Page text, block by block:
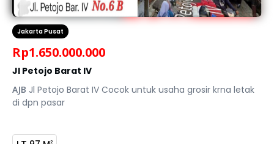
Jakarta Pusat
Rp1.650.000.000
Jl Petojo Barat IV
AJB Jl Petojo Barat IV Cocok untuk usaha grosir krna letak
di dpn pasar
2